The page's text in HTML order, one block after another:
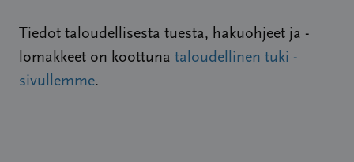
Tiedot taloudellisesta tuesta, hakuohjeet ja -
lomakkeet on koottuna taloudellinen tuki -
sivullemme.